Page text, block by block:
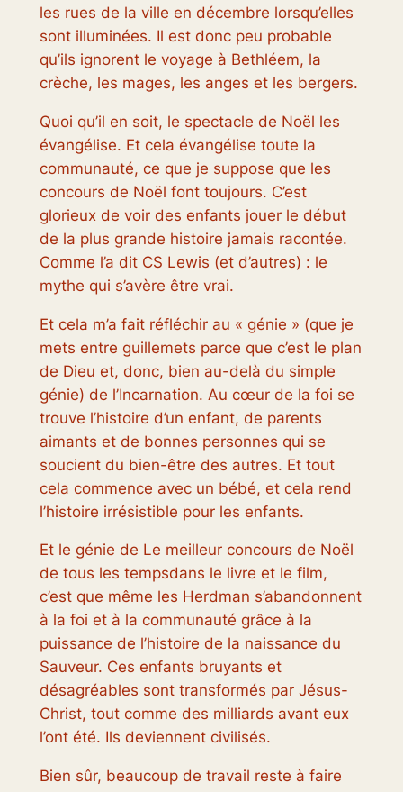
les rues de la ville en décembre lorsqu’elles
sont illuminées. Il est donc peu probable
qu’ils ignorent le voyage à Bethléem, la
crèche, les mages, les anges et les bergers.
Quoi qu’il en soit, le spectacle de Noël les
évangélise. Et cela évangélise toute la
communauté, ce que je suppose que les
concours de Noël font toujours. C’est
glorieux de voir des enfants jouer le début
de la plus grande histoire jamais racontée.
Comme l’a dit CS Lewis (et d’autres) : le
mythe qui s’avère être vrai.
Et cela m’a fait réfléchir au « génie » (que je
mets entre guillemets parce que c’est le plan
de Dieu et, donc, bien au-delà du simple
génie) de l’Incarnation. Au cœur de la foi se
trouve l’histoire d’un enfant, de parents
aimants et de bonnes personnes qui se
soucient du bien-être des autres. Et tout
cela commence avec un bébé, et cela rend
l’histoire irrésistible pour les enfants.
Et le génie de Le meilleur concours de Noël
de tous les tempsdans le livre et le film,
c’est que même les Herdman s’abandonnent
à la foi et à la communauté grâce à la
puissance de l’histoire de la naissance du
Sauveur. Ces enfants bruyants et
désagréables sont transformés par Jésus-
Christ, tout comme des milliards avant eux
l’ont été. Ils deviennent civilisés.
Bien sûr, beaucoup de travail reste à faire